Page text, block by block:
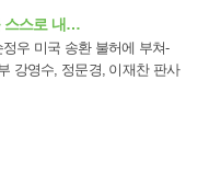
스스로 내…
강영수, 정문경, 이재찬 판사